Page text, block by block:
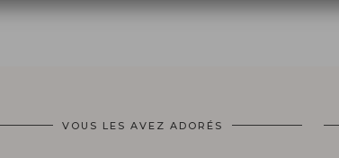
VOUS LES AVEZ ADORÉS